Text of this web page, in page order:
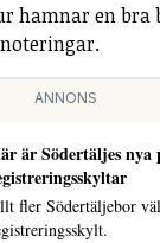
hamnar en bra
ANNONS
är Södertäljes nya
fler Södertäljebor